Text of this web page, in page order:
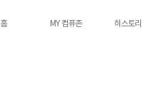
홈 MY 컴퓨존 히스토리